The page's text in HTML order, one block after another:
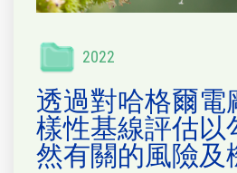
2022
透過對哈格爾電
樣性基線評估以
然有關的風險及